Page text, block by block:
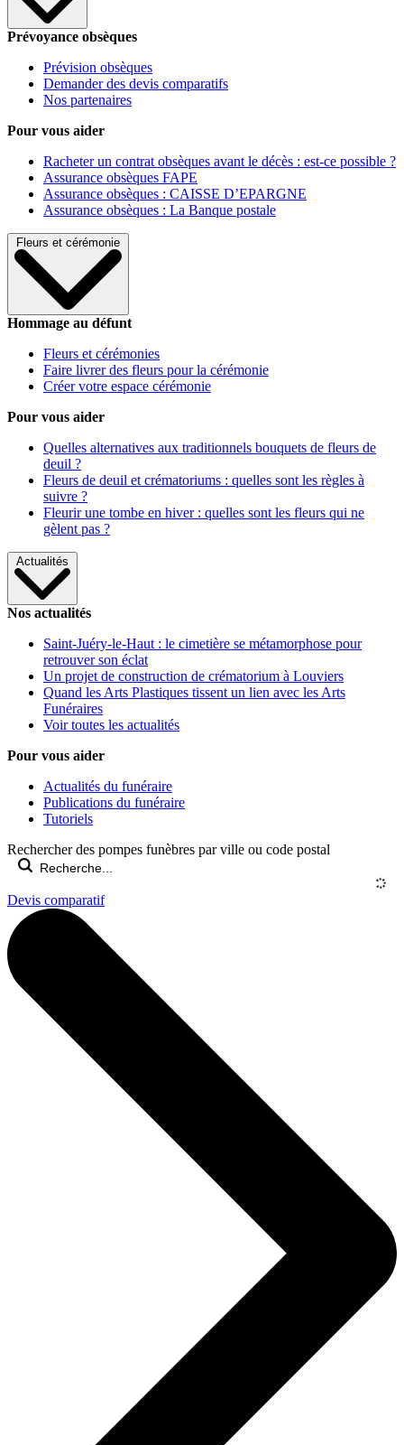
Prévoyance obsèques
Prévision obsèques
Demander des devis comparatifs
Nos partenaires
Pour vous aider
Racheter un contrat obsèques avant le décès : est-ce possible ?
Assurance obsèques FAPE
Assurance obsèques : CAISSE D’EPARGNE
Assurance obsèques : La Banque postale
Fleurs et cérémonie
Hommage au défunt
Fleurs et cérémonies
Faire livrer des fleurs pour la cérémonie
Créer votre espace cérémonie
Pour vous aider
Quelles alternatives aux traditionnels bouquets de fleurs de
deuil ?
Fleurs de deuil et crématoriums : quelles sont les règles à
suivre ?
Fleurir une tombe en hiver : quelles sont les fleurs qui ne
gèlent pas ?
Actualités
Nos actualités
Saint-Juéry-le-Haut : le cimetière se métamorphose pour
retrouver son éclat
Un projet de construction de crématorium à Louviers
Quand les Arts Plastiques tissent un lien avec les Arts
Funéraires
Voir toutes les actualités
Pour vous aider
Actualités du funéraire
Publications du funéraire
Tutoriels
Rechercher des pompes funèbres par ville ou code postal
Devis comparatif